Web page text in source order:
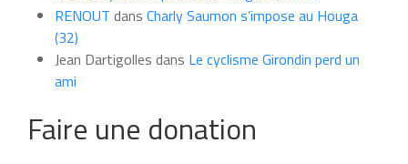
RENOUT dans Charly Saumon s’impose au Houga
(32)
Jean Dartigolles dans Le cyclisme Girondin perd un
ami
Faire une donation